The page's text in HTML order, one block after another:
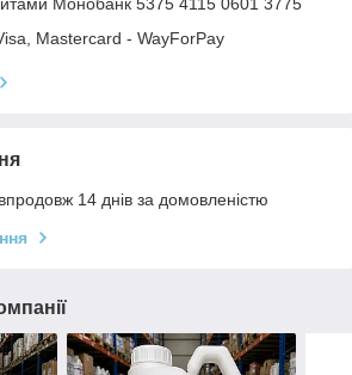
Mastercard - WayForPay
14 днів за домовленістю